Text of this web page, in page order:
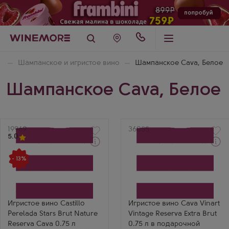
Шампанское и игристое вино Шампанское Cava, Белое
Шампанское Cava, Белое
Артикул
19969
5.0
- 13%
Игристое вино Castillo
Perelada Stars Brut Nature
Reserva Cava 0.75 л
Через 1-2 дня
Белое Экстра брют
Игристое вино
Кастильо Перелада
Perelada
Сорт винограда
Парельяда
Регион
Артикул
36055
Игристое вино Cava Vinart
Vintage Reserva Extra Brut
0.75 л в подарочной
Кава Винарт Винтаж
Garcia Carrion
Бренд
Jaume Serra
Сорт винограда